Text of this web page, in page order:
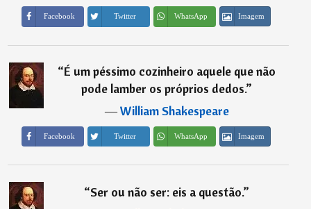
Facebook Twitter WhatsApp Imagem
“É um péssimo cozinheiro aquele que não
pode lamber os próprios dedos.”
―William Shakespeare
Facebook Twitter WhatsApp Imagem
“Ser ou não ser: eis a questão.”